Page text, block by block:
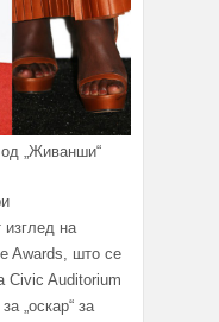
„Живанши“
изглед на
Awards, што се
Civic Auditorium
„оскар“ за